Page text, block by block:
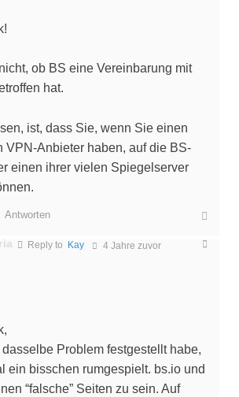
ob BS eine Vereinbarung mit
hat.
ist, dass Sie, wenn Sie einen
VPN-Anbieter haben, auf die BS-
einen ihrer vielen Spiegelserver
Antworten
Reply to Kay 4 Jahre zuvor
Problem festgestellt habe,
ein bisschen rumgespielt. bs.io und
“falsche” Seiten zu sein. Auf